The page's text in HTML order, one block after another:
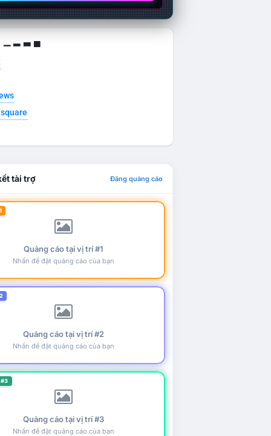
▁ ▂ ▃ ▄
tài trợ Đăng quảng cáo
Quảng cáo tại vị trí #1
Nhấn để đặt quảng cáo của bạn
Quảng cáo tại vị trí #2
Nhấn để đặt quảng cáo của bạn
Quảng cáo tại vị trí #3
Nhấn để đặt quảng cáo của bạn